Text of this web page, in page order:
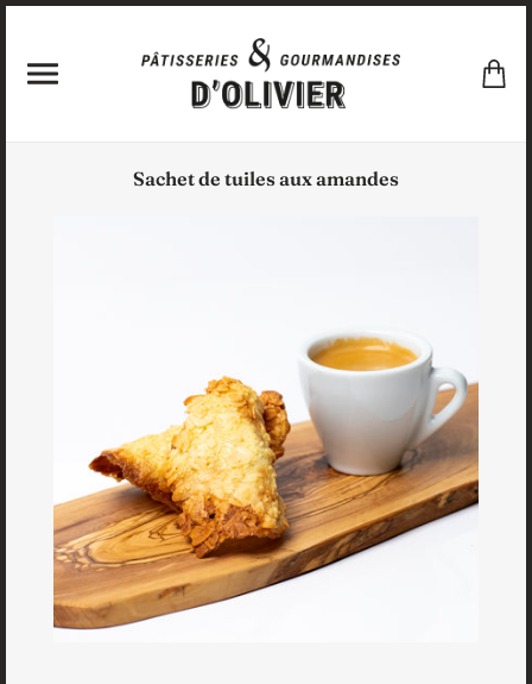
Sachet de tuiles aux amandes